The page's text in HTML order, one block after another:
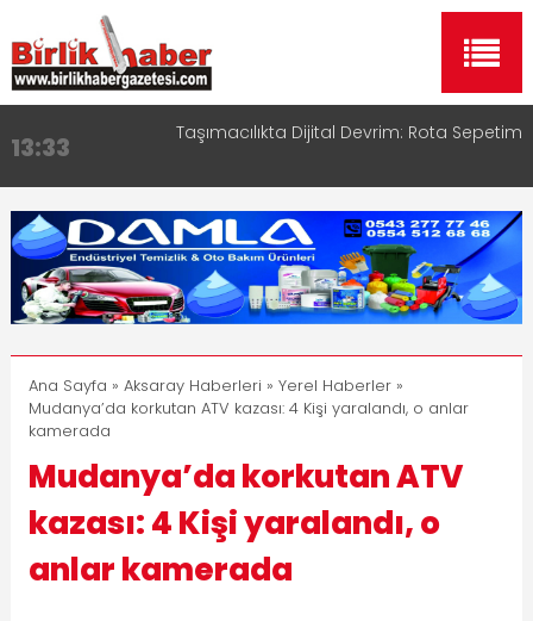
13:33 Taşımacılıkta Dijital Devrim: Rota Sepetim
17:15
Çocuklara Bıraktı
16:00
Aksaray Esnaf Rehberi ile Google ve Yapay Zeka
Aramalarında Öne Çıkın
8:23 Aksaray Esnaf Rehberi Hizmete Girdi
Birlikhaber.com Yayın Hayatına Başladı | Hızlı ve
Akıllı Haber Platformu
Ana Sayfa » Aksaray Haberleri » Yerel Haberler»
Mudanya’da korkutan ATV kazası: 4 Kişi yaralandı, o anlar
kamerada
Mudanya’da korkutan ATV
kazası: 4 Kişi yaralandı, o
anlar kamerada